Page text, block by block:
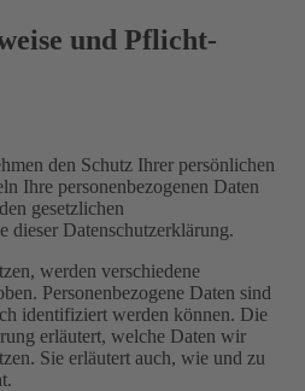
und Pflicht­
den Schutz Ihrer persönlichen
Ihre personenbezogenen Daten
gesetzlichen
dieser Datenschutzerklärung.
werden verschiedene
Personenbezogene Daten sind
identifiziert werden können. Die
erläutert, welche Daten wir
Sie erläutert auch, wie und zu